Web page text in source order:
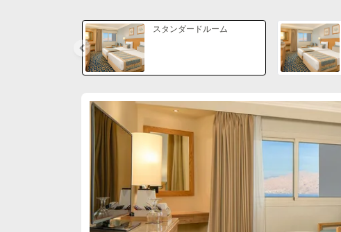
スライド1 8 スタンダードルーム
スライド1 1